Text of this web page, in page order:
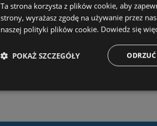
Ta strona korzysta z plików cookie, aby
strony, wyrażasz zgodę na używanie przez
naszej polityki plików cookie. Dowiedz się
POKAŻ SZCZEGÓŁY